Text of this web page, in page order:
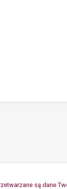
są dane